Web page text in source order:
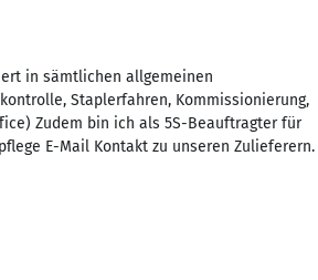
in sämtlichen allgemeinen
Staplerfahren, Kommissionierung,
Zudem bin ich als 5S-Beauftragter für
E-Mail Kontakt zu unseren Zulieferern.